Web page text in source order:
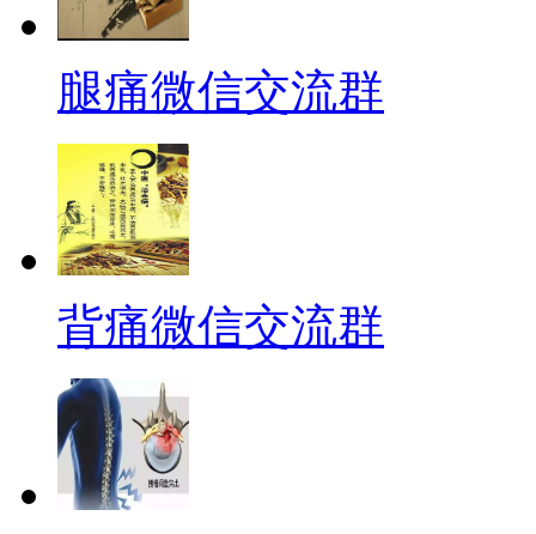
腿痛微信交流群
背痛微信交流群